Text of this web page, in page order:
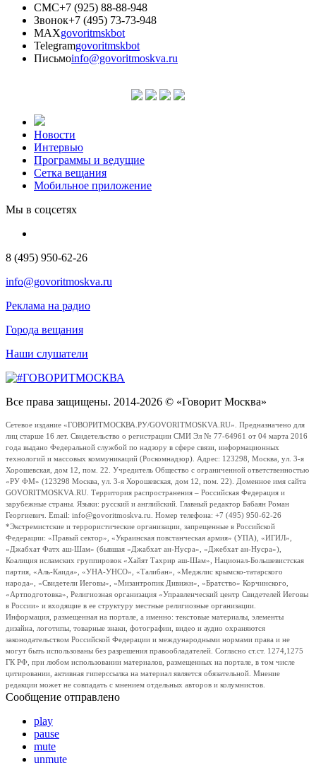
СМС+7 (925) 88-88-948
Звонок+7 (495) 73-73-948
MAXgovoritmskbot
Telegramgovoritmskbot
Письмоinfo@govoritmoskva.ru
Новости
Интервью
Программы и ведущие
Сетка вещания
Мобильное приложение
Мы в соцсетях
8 (495) 950-62-26
info@govoritmoskva.ru
Реклама на радио
Города вещания
Наши слушатели
Все права защищены. 2014-2026 © «Говорит Москва»
Сетевое издание «ГОВОРИТМОСКВА.РУ/GOVORITMOSKVA.RU». Предназначено для
лиц старше 16 лет. Свидетельство о регистрации СМИ Эл № 77-64961 от 04 марта 2016
года выдано Федеральной службой по надзору в сфере связи, информационных
технологий и массовых коммуникаций (Роскомнадзор). Адрес: 123298, Москва, ул. 3-я
Хорошевская, дом 12, пом. 22. Учредитель Общество с ограниченной ответственностью
«РУ ФМ» (123298 Москва, ул. 3-я Хорошевская, дом 12, пом. 22). Доменное имя сайта
GOVORITMOSKVA.RU. Территория распространения – Российская Федерация и
зарубежные страны. Языки: русский и английский. Главный редактор Бабаян Роман
Георгиевич. Email: info@govoritmoskva.ru. Номер телефона: +7 (495) 950-62-26
*Экстремистские и террористические организации, запрещенные в Российской
Федерации: «Правый сектор», «Украинская повстанческая армия» (УПА), «ИГИЛ»,
«Джабхат Фатх аш-Шам» (бывшая «Джабхат ан-Нусра», «Джебхат ан-Нусра»),
Коалиция исламских группировок «Хайят Тахрир аш-Шам», Национал-Большевистская
партия, «Аль-Каида», «УНА-УНСО», «Талибан», «Меджлис крымско-татарского
народа», «Свидетели Иеговы», «Мизантропик Дивижн», «Братство» Корчинского,
«Артподготовка», Религиозная организация «Управленческий центр Свидетелей Иеговы
в России» и входящие в ее структуру местные религиозные организации.
Информация, размещенная на портале, а именно: текстовые материалы, элементы
дизайна, логотипы, товарные знаки, фотографии, видео и аудио охраняются
законодательством Российской Федерации и международными нормами права и не
могут быть использованы без разрешения правообладателей. Согласно ст.ст. 1274,1275
ГК РФ, при любом использовании материалов, размещенных на портале, в том числе
цитировании, активная гиперссылка на материал является обязательной. Мнение
редакции может не совпадать с мнением отдельных авторов и колумнистов.
Сообщение отправлено
play
pause
mute
unmute